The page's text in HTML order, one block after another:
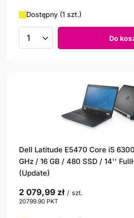
Dostępny (1 szt.)
Ilość produktów Do
Dell Latitude E5470 Core i5
GHz / 16 GB / 480 SSD / 14''
(Update)
2 079,99 zł / szt.
20799.90 PKT